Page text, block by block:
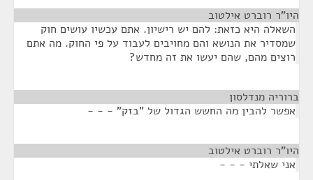
היו"ר רוברט אילטוב
השאלה היא כזאת: להם יש רישיון. אתם עכשיו עושים חוק
שמסדיר את הנושא והם מחויבים לעבוד על פי החוק. מה אתם
רוצים מהם, שהם יעשו את זה מחדש?
ברוריה מנדלסון
אפשר להבין מה החשש הגדול של "בזק" - - -
היו"ר רוברט אילטוב
אני שאלתי - - -